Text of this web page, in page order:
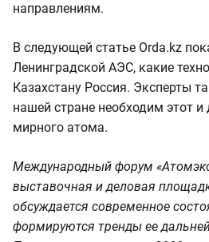
направлениям.
В следующей статье Orda.kz
Ленинградской АЭС, какие
Казахстану Россия. Эксперты
нашей стране необходим этот и
мирного атома.
Международный форум
выставочная и деловая
обсуждается современное
формируются тренды ее